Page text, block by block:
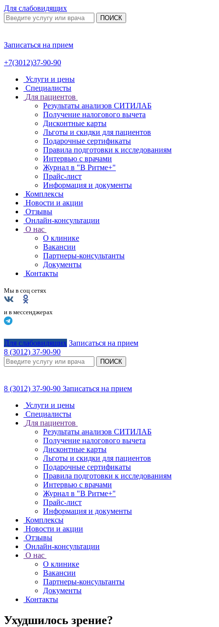
Для слабовидящих
ПОИСК
Записаться на прием
+7(3012)37-90-90
Услуги и цены
Специалисты
Для пациентов
Результаты анализов СИТИЛАБ
Получение налогового вычета
Дисконтные карты
Льготы и скидки для пациентов
Подарочные сертификаты
Правила подготовки к исследованиям
Интервью с врачами
Журнал в "В Ритме+"
Прайс-лист
Информация и документы
Комплексы
Новости и акции
Отзывы
Онлайн-консультации
О нас
О клинике
Вакансии
Партнеры-консультанты
Документы
Контакты
Мы в соц сетях
и в мессенджерах
Для слабовидящих Записаться на прием
8 (3012) 37-90-90
ПОИСК
8 (3012) 37-90-90 Записаться на прием
Услуги и цены
Специалисты
Для пациентов
Результаты анализов СИТИЛАБ
Получение налогового вычета
Дисконтные карты
Льготы и скидки для пациентов
Подарочные сертификаты
Правила подготовки к исследованиям
Интервью с врачами
Журнал в "В Ритме+"
Прайс-лист
Информация и документы
Комплексы
Новости и акции
Отзывы
Онлайн-консультации
О нас
О клинике
Вакансии
Партнеры-консультанты
Документы
Контакты
Ухудшилось зрение?